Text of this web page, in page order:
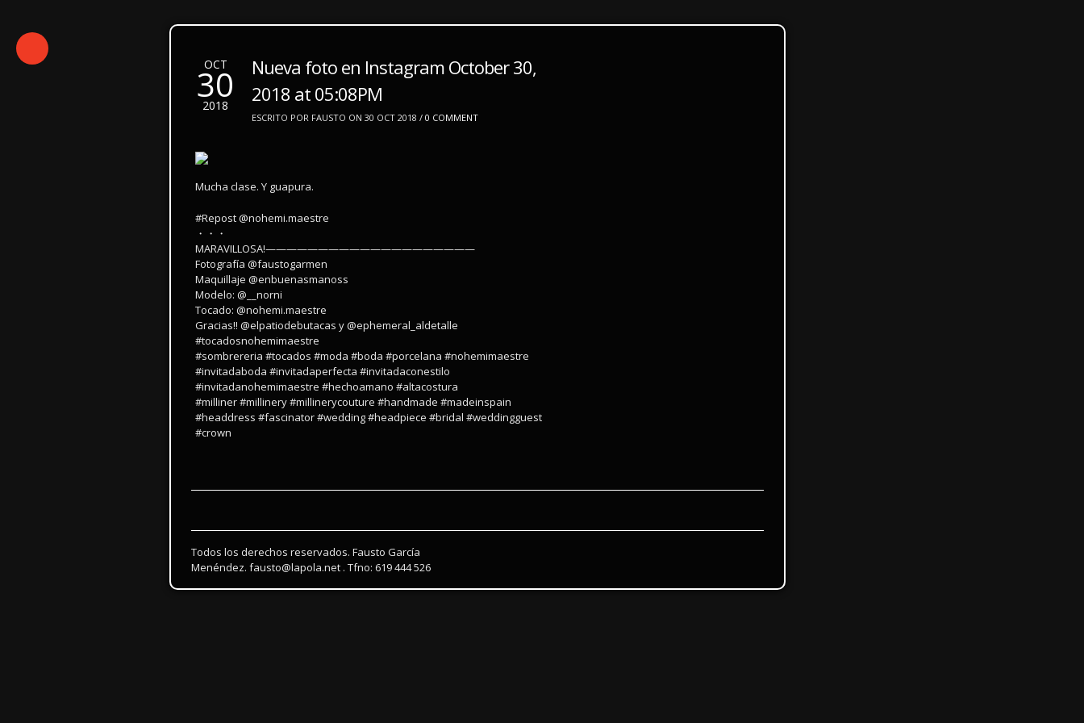
OCT
30
2018
Nueva foto en Instagram October 30,
2018 at 05:08PM
ESCRITO POR FAUSTO ON 30 OCT 2018 / 0 COMMENT
Mucha clase. Y guapura.
#Repost @nohemi.maestre
・・・
MARAVILLOSA!————————————————————
Fotografía @faustogarmen
Maquillaje @enbuenasmanoss
Modelo: @__norni
Tocado: @nohemi.maestre
Gracias!! @elpatiodebutacas y @ephemeral_aldetalle
#tocadosnohemimaestre
#sombrereria #tocados #moda #boda #porcelana #nohemimaestre
#invitadaboda #invitadaperfecta #invitadaconestilo
#invitadanohemimaestre #hechoamano #altacostura
#milliner #millinery #millinerycouture #handmade #madeinspain
#headdress #fascinator #wedding #headpiece #bridal #weddingguest
#crown
Todos los derechos reservados. Fausto García
Menéndez. fausto@lapola.net . Tfno: 619 444 526